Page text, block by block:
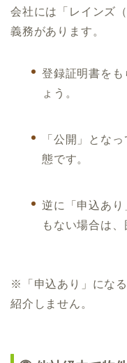
会社には「レインズ
義務があります。
登録証明書を
ょう。
「公開」とな
態です。
逆に「申込あ
もない場合は、
※「申込あり」にな
紹介しません。